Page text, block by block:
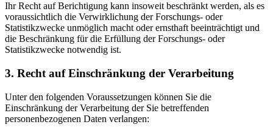
Ihr Recht auf Berichtigung kann insoweit beschränkt werden, als es
voraussichtlich die Verwirklichung der Forschungs- oder
Statistikzwecke unmöglich macht oder ernsthaft beeinträchtigt und
die Beschränkung für die Erfüllung der Forschungs- oder
Statistikzwecke notwendig ist.
3. Recht auf Einschränkung der Verarbeitung
Unter den folgenden Voraussetzungen können Sie die
Einschränkung der Verarbeitung der Sie betreffenden
personenbezogenen Daten verlangen: